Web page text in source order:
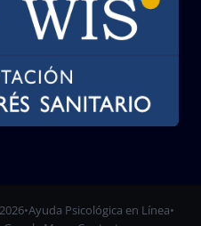
•Ayuda Psicológica en Línea•